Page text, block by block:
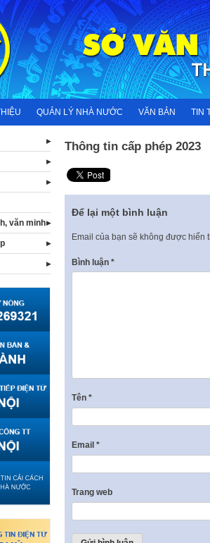
QUẢN LÝ NHÀ NƯỚC VĂN BẢN TIN
Thông tin cấp phép 2023
Để lại một bình luận
Email của bạn sẽ không được hiển
Bình luận *
Tên *
Email *
Trang web
văn minh